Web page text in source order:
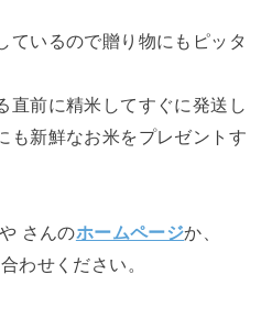
ているので贈り物にもピッタ
直前に精米してすぐに発送し
も新鮮なお米をプレゼントす
さんのホームページか、
わせください。